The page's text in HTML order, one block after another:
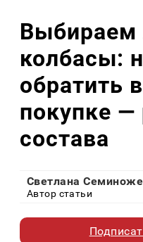
Выбираем
колбасы:
обратить
покупке —
состава
Светлана
Автор статьи